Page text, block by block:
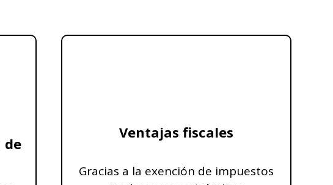
de
Ventajas fiscales
Gracias a la exención de impuestos